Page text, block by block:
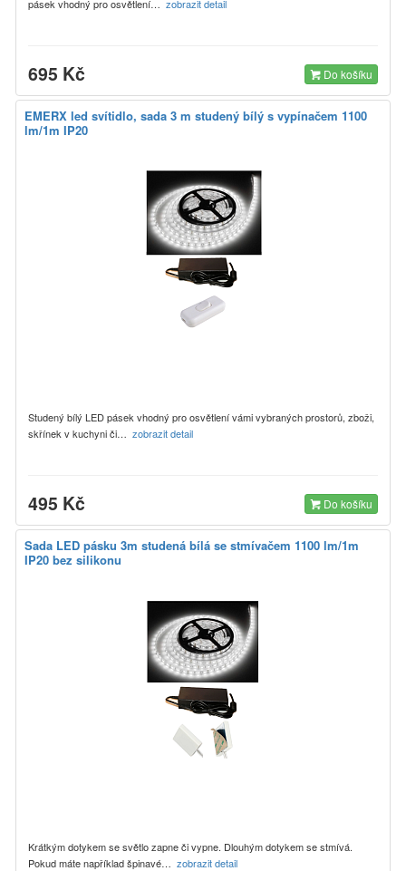
pásek vhodný pro osvětlení… zobrazit detail
695 Kč Do košíku
EMERX led svítidlo, sada 3 m studený bílý s vypínačem 1100
lm/1m IP20
Studený bílý LED pásek vhodný pro osvětlení vámi vybraných prostorů, zboži,
skřínek v kuchyni či… zobrazit detail
495 Kč Do košíku
Sada LED pásku 3m studená bílá se stmívačem 1100 lm/1m
IP20 bez silikonu
Krátkým dotykem se světlo zapne či vypne. Dlouhým dotykem se stmívá.
Pokud máte například špinavé… zobrazit detail